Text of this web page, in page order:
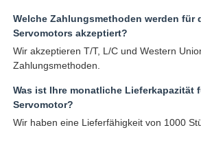
Welche Zahlungsmethoden werden für
Servomotors akzeptiert?
Wir akzeptieren T/T, L/C und Western
Zahlungsmethoden.
Was ist Ihre monatliche Lieferkapazität
Servomotor?
Wir haben eine Lieferfähigkeit von 1000